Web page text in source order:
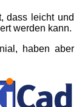
dass leicht und
wer­den kann.
ha­ben aber